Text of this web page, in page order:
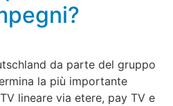
da parte del gruppo
la più importante
lineare via etere, pay TV e